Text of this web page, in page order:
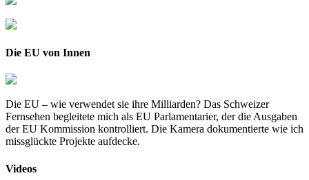
Die EU von Innen
Die EU – wie verwendet sie ihre Milliarden? Das Schweizer
Fernsehen begleitete mich als EU Parlamentarier, der die Ausgaben
der EU Kommission kontrolliert. Die Kamera dokumentierte wie ich
missglückte Projekte aufdecke.
Videos